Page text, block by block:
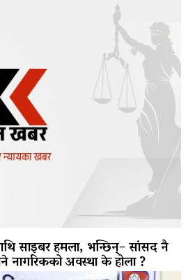
साइबर हमला, भन्छिन्– सांसद नै
नागरिकको अवस्था के होला ?